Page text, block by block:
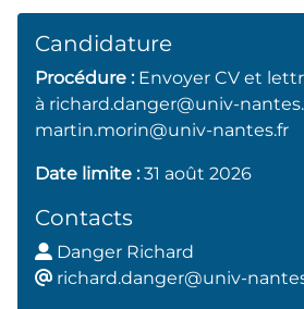
Candidature
Procédure : Envoyer CV et
à richard.danger@univ-
martin.morin@univ-nantes.fr
Date limite :31 août 2026
Contacts
Danger Richard
richard.danger@univ-